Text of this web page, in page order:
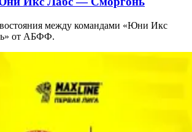
между командами «Юни Икс
от АБФФ.